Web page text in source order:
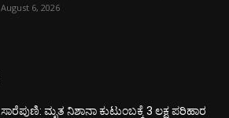
August 6, 2026
ಸಾರೆಪುಣಿ: ಮೃತ ನಿಶಾನಾ ಕುಟುಂಬಕ್ಕೆ 3 ಲಕ್ಷ ಪರಿಹಾರ